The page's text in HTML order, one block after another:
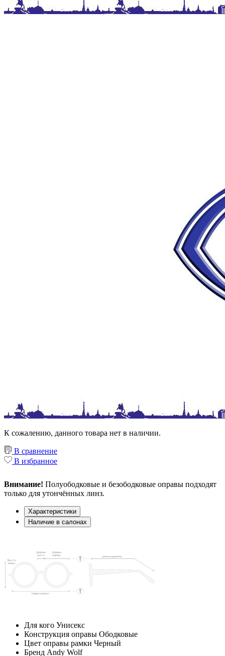
К сожалению, данного товара нет в наличии.
В сравнение
В избранное
Внимание! Полуободковые и безободковые оправы подходят
только для утончённых линз.
Характеристики
Наличие в салонах
Для кого Унисекс
Конструкция оправы Ободковые
Цвет оправы рамки Черный
Бренд Andy Wolf